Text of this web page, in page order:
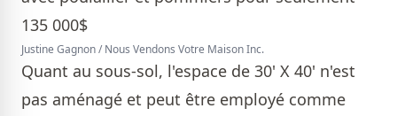
Justine Gagnon / Nous Vendons Votre Maison Inc.
Quant au sous-sol, l'espace de 30' X 40' n'est
pas aménagé et peut être employé comme